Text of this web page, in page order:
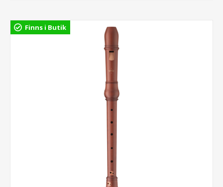
Finns i Butik